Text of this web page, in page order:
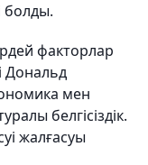
болды.
факторлар
Дональд
мен
белгісіздік.
жалғасуы